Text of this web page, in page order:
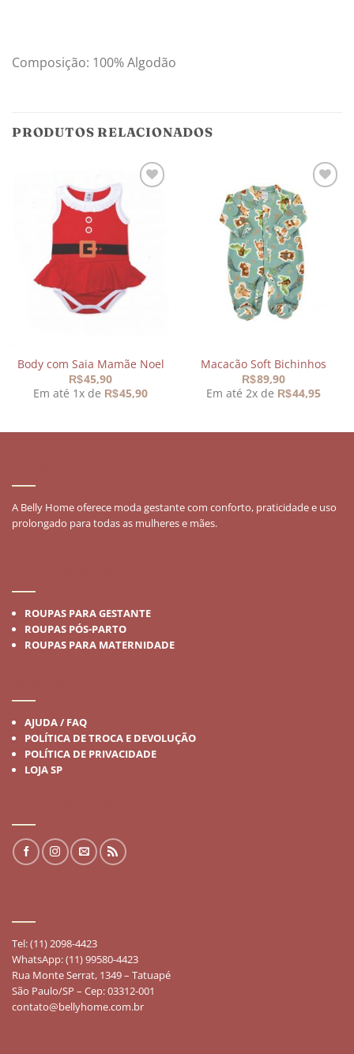
Composição: 100% Algodão
PRODUTOS RELACIONADOS
Adicionar
meus
desejos
Body com Saia Mamãe Noel
R$45,90
Em até 1x de R$45,90
Adicionar
meus
desejos
Macacão Soft Bichinhos
R$89,90
Em até 2x de R$44,95
A Belly Home oferece moda gestante com conforto, praticidade e uso
prolongado para todas as mulheres e mães.
ROUPAS PARA GESTANTE
ROUPAS PÓS-PARTO
ROUPAS PARA MATERNIDADE
AJUDA / FAQ
POLÍTICA DE TROCA E DEVOLUÇÃO
POLÍTICA DE PRIVACIDADE
LOJA SP
Tel: (11) 2098-4423
WhatsApp: (11) 99580-4423
Rua Monte Serrat, 1349 – Tatuapé
São Paulo/SP – Cep: 03312-001
contato@bellyhome.com.br